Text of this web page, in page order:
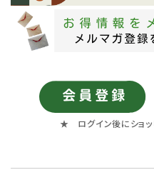
★ ログイン後にショッ